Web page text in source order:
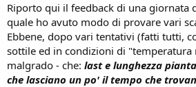
Riporto qui il feedback di una giornata
quale ho avuto modo di provare vari
Ebbene, dopo vari tentativi (fatti tutti,
sottile ed in condizioni di
malgrado - che: last e lunghezza
che lasciano un po' il tempo che